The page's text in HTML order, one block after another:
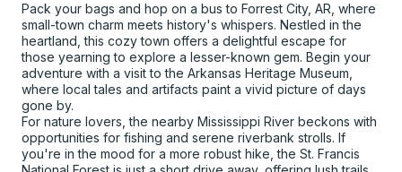
Pack your bags and hop on a bus to Forrest City, AR, where
small-town charm meets history's whispers. Nestled in the
heartland, this cozy town offers a delightful escape for
those yearning to explore a lesser-known gem. Begin your
adventure with a visit to the Arkansas Heritage Museum,
where local tales and artifacts paint a vivid picture of days
gone by.
For nature lovers, the nearby Mississippi River beckons with
opportunities for fishing and serene riverbank strolls. If
you're in the mood for a more robust hike, the St. Francis